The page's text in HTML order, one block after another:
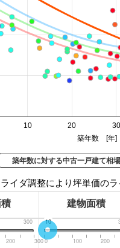
10 20 30
築年数 [年]
築年数に対する中古一戸建て相
イダ調整により坪単価の
建物面積
300
200 300
0
10
0 100 200